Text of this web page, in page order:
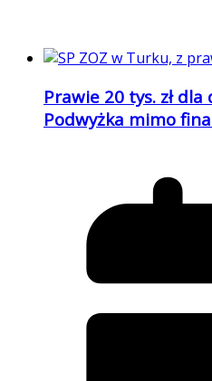
Prawie 20 tys. zł
Podwyżka mimo